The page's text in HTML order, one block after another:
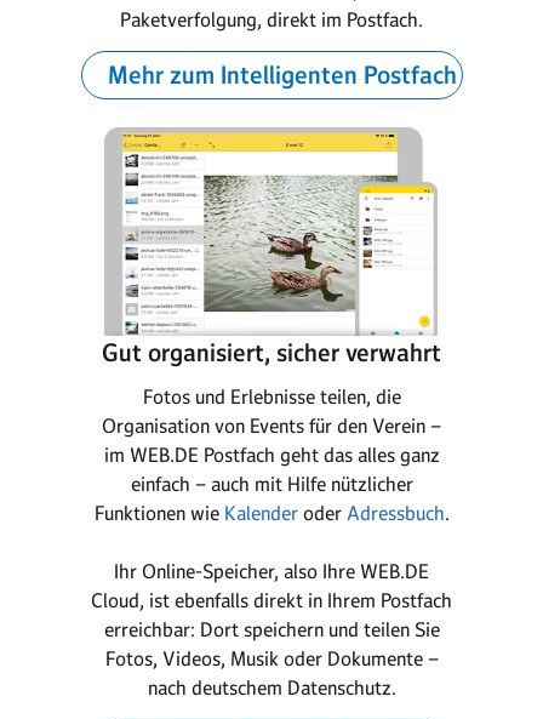
Paket­ver­folgung, direkt im Postfach.
Mehr zum Intelligenten Postfach
Gut organisiert, sicher verwahrt
Fotos und Erlebnisse teilen, die
Organisation von Events für den Verein –
im WEB.DE Postfach geht das alles ganz
einfach – auch mit Hilfe nützlicher
Funktionen wie Kalenderoder Adressbuch.
Ihr Online-Speicher, also Ihre WEB.DE
Cloud, ist ebenfalls direkt in Ihrem Postfach
erreichbar: Dort speichern und teilen Sie
Fotos, Videos, Musik oder Dokumente –
nach deutschem Datenschutz.